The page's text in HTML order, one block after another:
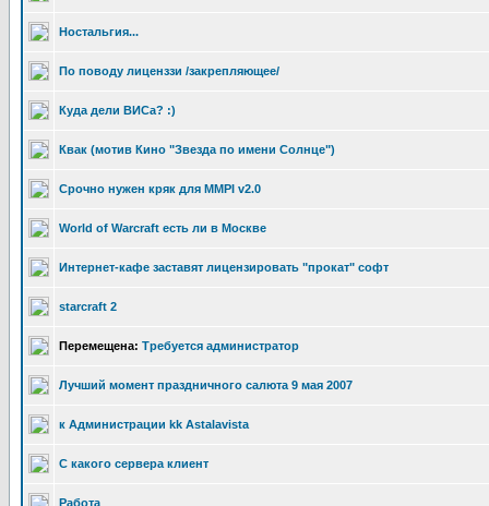
Ностальгия...
По поводу лиценззи /закрепляющее/
Куда дели ВИСа? :)
Квак (мотив Кино "Звезда по имени Солнце")
Срочно нужен кряк для MMPI v2.0
World of Warcraft есть ли в Москве
Интернет-кафе заставят лицензировать "прокат" софт
starcraft 2
Перемещена: Требуется администратор
Лучший момент праздничного салюта 9 мая 2007
к Администрации kk Astalavista
С какого сервера клиент
Работа